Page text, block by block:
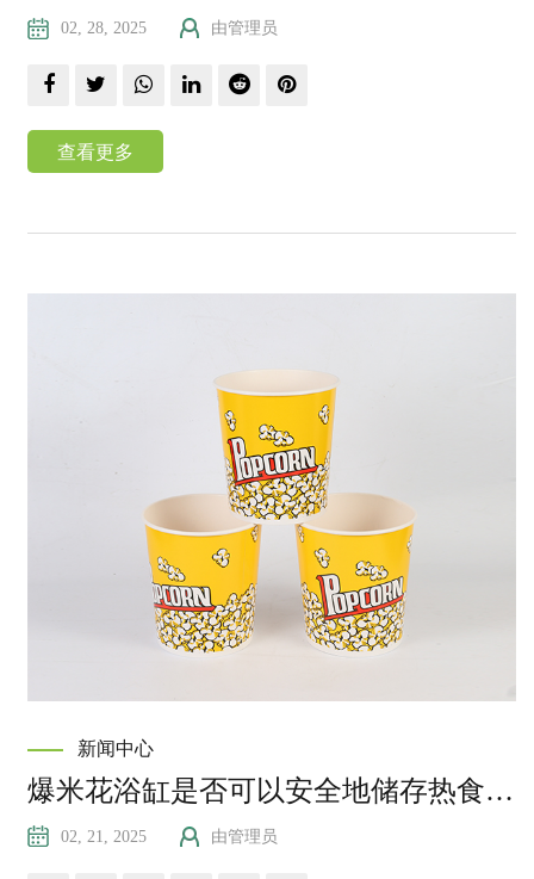
02, 28, 2025 由管理员
查看更多
新闻中心
爆米花浴缸是否可以安全地储存热食品？
02, 21, 2025 由管理员